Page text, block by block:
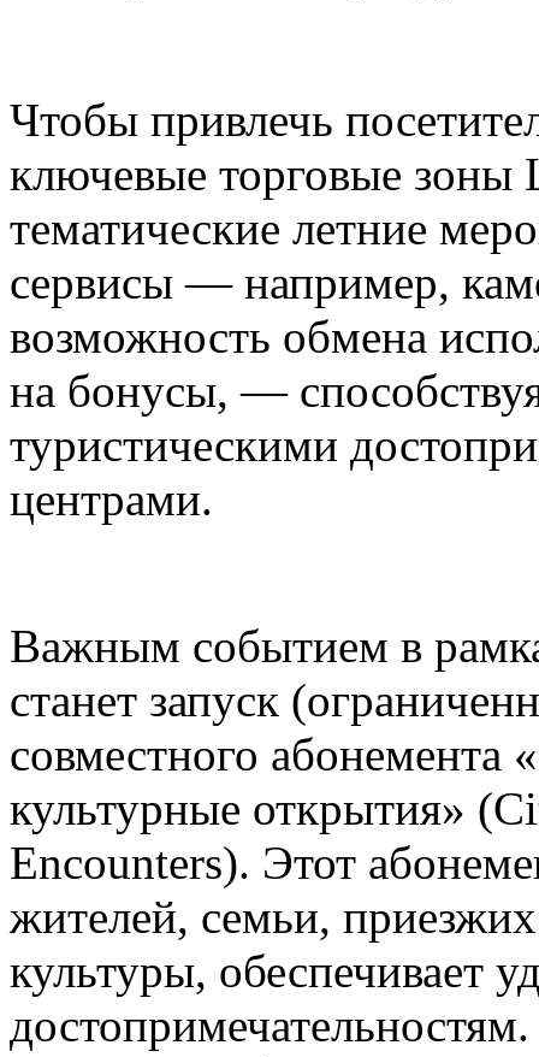
Чтобы привлечь
ключевые торговые зоны
тематические летние
сервисы — например,
возможность обмена
на бонусы, —
туристическими
центрами.
Важным событием в
станет запуск
совместного абонемента
культурные открытия»
Encounters). Этот
жителей, семьи,
культуры, обеспечивает